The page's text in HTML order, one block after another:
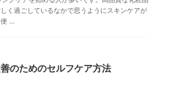
く過ごしているなかで思うようにスキンケアが
便 …
のためのセルフケア方法